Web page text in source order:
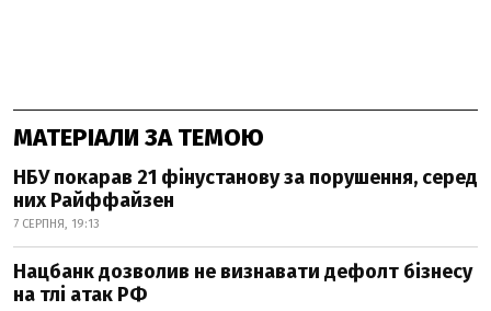
МАТЕРІАЛИ ЗА ТЕМОЮ
НБУ покарав 21 фінустанову за порушення, серед
них Райффайзен
7 СЕРПНЯ, 19:13
Нацбанк дозволив не визнавати дефолт бізнесу
на тлі атак РФ